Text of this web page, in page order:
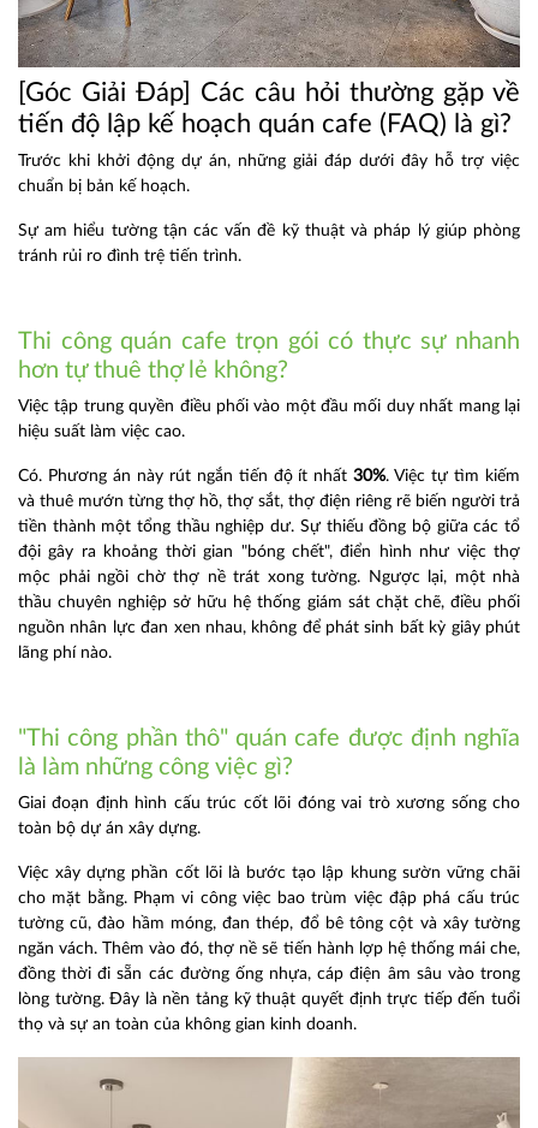
[Góc Giải Đáp] Các câu hỏi thường gặp về
tiến độ lập kế hoạch quán cafe (FAQ) là gì?
Trước khi khởi động dự án, những giải đáp dưới đây hỗ trợ việc
chuẩn bị bản kế hoạch.
Sự am hiểu tường tận các vấn đề kỹ thuật và pháp lý giúp phòng
tránh rủi ro đình trệ tiến trình.
Thi công quán cafe trọn gói có thực sự nhanh
hơn tự thuê thợ lẻ không?
Việc tập trung quyền điều phối vào một đầu mối duy nhất mang lại
hiệu suất làm việc cao.
Có. Phương án này rút ngắn tiến độ ít nhất30%. Việc tự tìm kiếm
và thuê mướn từng thợ hồ, thợ sắt, thợ điện riêng rẽ biến người trả
tiền thành một tổng thầu nghiệp dư. Sự thiếu đồng bộ giữa các tổ
đội gây ra khoảng thời gian "bóng chết", điển hình như việc thợ
mộc phải ngồi chờ thợ nề trát xong tường. Ngược lại, một nhà
thầu chuyên nghiệp sở hữu hệ thống giám sát chặt chẽ, điều phối
nguồn nhân lực đan xen nhau, không để phát sinh bất kỳ giây phút
lãng phí nào.
"Thi công phần thô" quán cafe được định nghĩa
là làm những công việc gì?
Giai đoạn định hình cấu trúc cốt lõi đóng vai trò xương sống cho
toàn bộ dự án xây dựng.
Việc xây dựng phần cốt lõi là bước tạo lập khung sườn vững chãi
cho mặt bằng. Phạm vi công việc bao trùm việc đập phá cấu trúc
tường cũ, đào hầm móng, đan thép, đổ bê tông cột và xây tường
ngăn vách. Thêm vào đó, thợ nề sẽ tiến hành lợp hệ thống mái che,
đồng thời đi sẵn các đường ống nhựa, cáp điện âm sâu vào trong
lòng tường. Đây là nền tảng kỹ thuật quyết định trực tiếp đến tuổi
thọ và sự an toàn của không gian kinh doanh.